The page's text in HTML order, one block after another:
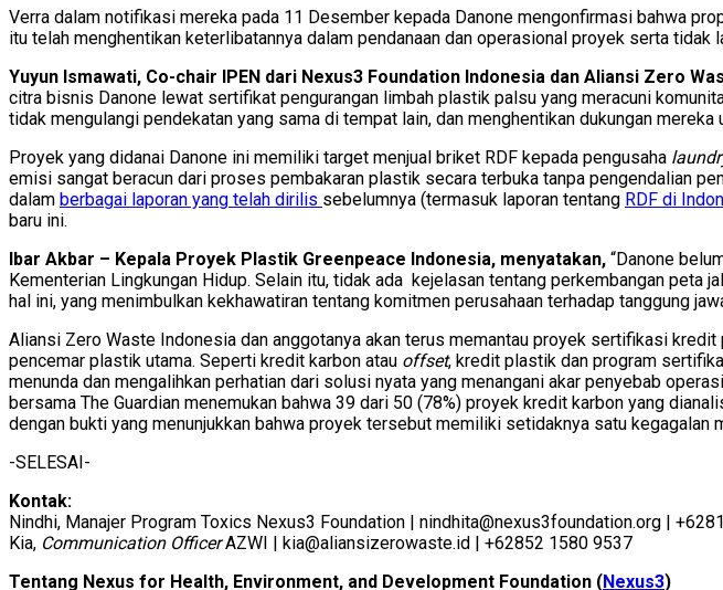
Verra dalam notifikasi mereka pada 11 Desember kepada Danone mengonfirmasi bahwa
itu telah menghentikan keterlibatannya dalam pendanaan dan operasional proyek serta
Yuyun Ismawati, Co-chair IPEN dari Nexus3 Foundation Indonesia dan Aliansi Zero
citra bisnis Danone lewat sertifikat pengurangan limbah plastik palsu yang meracuni
tidak mengulangi pendekatan yang sama di tempat lain, dan menghentikan dukungan mereka
Proyek yang didanai Danone ini memiliki target menjual briket RDF kepada pengusaha
emisi sangat beracun dari proses pembakaran plastik secara terbuka tanpa pengendalian
dalam berbagai laporan yang telah dirilis sebelumnya (termasuk laporan tentang RDF di
baru ini.
Ibar Akbar – Kepala Proyek Plastik Greenpeace Indonesia, menyatakan, “Danone
Kementerian Lingkungan Hidup. Selain itu, tidak ada kejelasan tentang perkembangan peta
hal ini, yang menimbulkan kekhawatiran tentang komitmen perusahaan terhadap tanggung
Aliansi Zero Waste Indonesia dan anggotanya akan terus memantau proyek sertifikasi
pencemar plastik utama. Seperti kredit karbon atau offset, kredit plastik dan program
menunda dan mengalihkan perhatian dari solusi nyata yang menangani akar penyebab
bersama The Guardian menemukan bahwa 39 dari 50 (78%) proyek kredit karbon yang
dengan bukti yang menunjukkan bahwa proyek tersebut memiliki setidaknya satu kegagalan
-SELESAI-
Kontak:
Nindhi, Manajer Program Toxics Nexus3 Foundation | nindhita@nexus3foundation.org |
Kia, Communication OfficerAZWI | kia@aliansizerowaste.id | +62852 1580 9537
Tentang Nexus for Health, Environment, and Development Foundation (Nexus3)